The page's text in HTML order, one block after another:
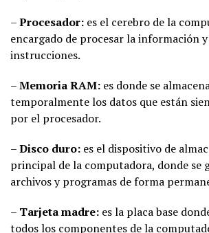
–Procesador: es el cerebro de la
encargado de procesar la información
instrucciones.
–Memoria RAM: es donde se
temporalmente los datos que están
por el procesador.
–Disco duro: es el dispositivo de
principal de la computadora, donde se
archivos y programas de forma
– Tarjeta madre: es la placa base
todos los componentes de la